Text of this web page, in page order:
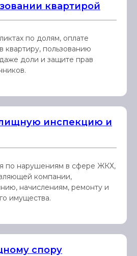
квартирой
по долям, оплате
квартиру, пользованию
доли и защите прав
инспекцию и
по нарушениям в сфере ЖКХ,
компании,
начислениям, ремонту и
имущества.
спору